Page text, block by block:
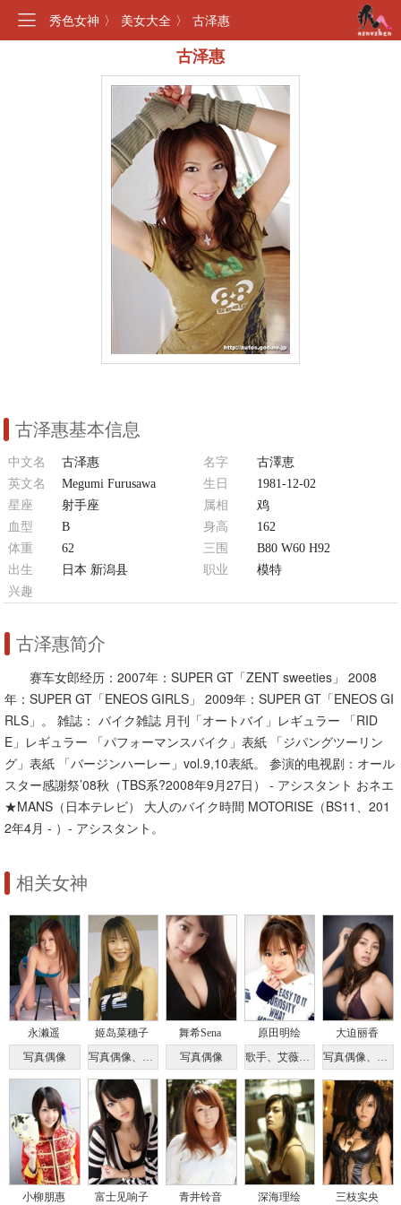
秀色女神 〉 美女大全 〉 古泽惠
古泽惠
古泽惠基本信息
中文名 古泽惠 名字
古澤恵
英文名
Megumi Furusawa 生日
1981-12-02
星座
射手座 属相
鸡
血型
B 身高
162
体重
62 三围
B80 W60 H92
出生
日本 新潟县 职业
模特
兴趣
古泽惠简介
赛车女郎经历：2007年：SUPER GT「ZENT sweeties」 2008
年：SUPER GT「ENEOS GIRLS」 2009年：SUPER GT「ENEOS GI
RLS」。 雑誌： バイク雑誌 月刊「オートバイ」レギュラー 「RID
E」レギュラー 「パフォーマンスバイク」表紙 「ジパングツーリン
グ」表紙 「バージンハーレー」vol.9,10表紙。 参演的电视剧：オール
スター感謝祭’08秋（TBS系?2008年9月27日） - アシスタント おネエ
★MANS（日本テレビ） 大人のバイク時間 MOTORISE（BS11、201
2年4月 - ）- アシスタント。
相关女神
永濑遥
写真偶像
姬岛菜穗子
写真偶像、模特
舞希Sena
写真偶像
原田明绘
歌手、艾薇女优
大迫丽香
写真偶像、车模
小柳朋惠 富士见响子 青井铃音 深海理绘 三枝实央